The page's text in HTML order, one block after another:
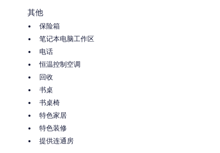
其他
保险箱
笔记本电脑工作区
电话
恒温控制空调
回收
书桌
书桌椅
特色家居
特色装修
提供连通房